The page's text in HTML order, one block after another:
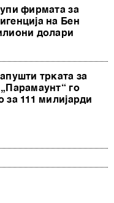
фирмата за
на Бен
долари
трката за
го
за 111 милијарди